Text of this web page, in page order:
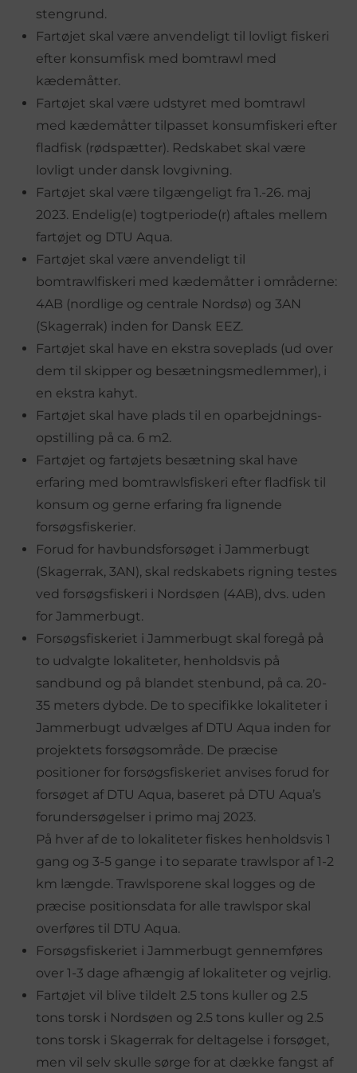
stengrund.
Fartøjet skal være anvendeligt til lovligt fiskeri
efter konsumfisk med bomtrawl med
kædemåtter.
Fartøjet skal være udstyret med bomtrawl
med kædemåtter tilpasset konsumfiskeri efter
fladfisk (rødspætter). Redskabet skal være
lovligt under dansk lovgivning.
Fartøjet skal være tilgængeligt fra 1.-26. maj
2023. Endelig(e) togtperiode(r) aftales mellem
fartøjet og DTU Aqua.
Fartøjet skal være anvendeligt til
bomtrawlfiskeri med kædemåtter i områderne:
4AB (nordlige og centrale Nordsø) og 3AN
(Skagerrak) inden for Dansk EEZ.
Fartøjet skal have en ekstra soveplads (ud over
dem til skipper og besætningsmedlemmer), i
en ekstra kahyt.
Fartøjet skal have plads til en oparbejdnings-
opstilling på ca. 6 m2.
Fartøjet og fartøjets besætning skal have
erfaring med bomtrawlsfiskeri efter fladfisk til
konsum og gerne erfaring fra lignende
forsøgsfiskerier.
Forud for havbundsforsøget i Jammerbugt
(Skagerrak, 3AN), skal redskabets rigning testes
ved forsøgsfiskeri i Nordsøen (4AB), dvs. uden
for Jammerbugt.
Forsøgsfiskeriet i Jammerbugt skal foregå på
to udvalgte lokaliteter, henholdsvis på
sandbund og på blandet stenbund, på ca. 20-
35 meters dybde. De to specifikke lokaliteter i
Jammerbugt udvælges af DTU Aqua inden for
projektets forsøgsområde. De præcise
positioner for forsøgsfiskeriet anvises forud for
forsøget af DTU Aqua, baseret på DTU Aqua’s
forundersøgelser i primo maj 2023.
På hver af de to lokaliteter fiskes henholdsvis 1
gang og 3-5 gange i to separate trawlspor af 1-2
km længde. Trawlsporene skal logges og de
præcise positionsdata for alle trawlspor skal
overføres til DTU Aqua.
Forsøgsfiskeriet i Jammerbugt gennemføres
over 1-3 dage afhængig af lokaliteter og vejrlig.
Fartøjet vil blive tildelt 2.5 tons kuller og 2.5
tons torsk i Nordsøen og 2.5 tons kuller og 2.5
tons torsk i Skagerrak for deltagelse i forsøget,
men vil selv skulle sørge for at dække fangst af